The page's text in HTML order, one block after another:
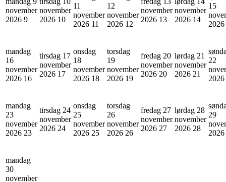
november
2026 9
november
2026 10
11
november
2026 11
12
november
2026 12
november
2026 13
november
2026 14
15
2026
mandag
16
november
2026 16
tirsdag 17
november
2026 17
onsdag
18
november
2026 18
torsdag
19
november
2026 19
fredag 20
november
2026 20
lørdag 21
november
2026 21
22
2026
mandag
23
november
2026 23
tirsdag 24
november
2026 24
onsdag
25
november
2026 25
torsdag
26
november
2026 26
fredag 27
november
2026 27
lørdag 28
november
2026 28
29
2026
mandag
30
november